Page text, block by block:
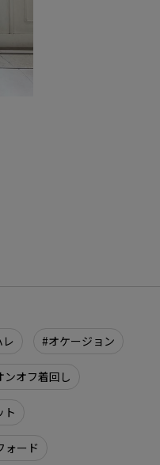
#オケージョン
ンオフ着回し
ト
ォード